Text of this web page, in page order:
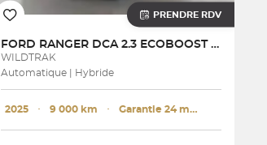
PRENDRE RDV
FORD RANGER DCA 2.3 ECOBOOST GTDI 281 CH PHEV S&S BVA10 e-4WD
WILDTRAK
Automatique | Hybride
2025 ･ 9 000 km ･ Garantie 24 mois